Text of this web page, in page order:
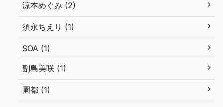
涼本めぐみ (2)
須永ちえり (1)
SOA (1)
副島美咲 (1)
園都 (1)